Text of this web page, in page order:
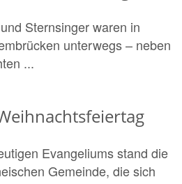
Sternsinger waren in
unterwegs – neben
...
Evangeliums stand die
Gemeinde, die sich